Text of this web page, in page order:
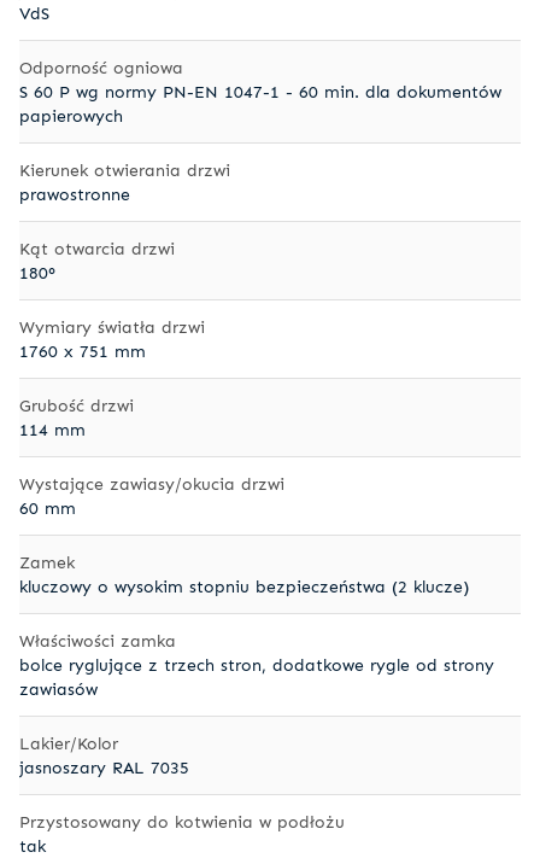
VdS
Odporność ogniowa
S 60 P wg normy PN-EN 1047-1 - 60 min. dla dokumentów
papierowych
Kierunek otwierania drzwi
prawostronne
Kąt otwarcia drzwi
180°
Wymiary światła drzwi
1760 x 751 mm
Grubość drzwi
114 mm
Wystające zawiasy/okucia drzwi
60 mm
Zamek
kluczowy o wysokim stopniu bezpieczeństwa (2 klucze)
Właściwości zamka
bolce ryglujące z trzech stron, dodatkowe rygle od strony
zawiasów
Lakier/Kolor
jasnoszary RAL 7035
Przystosowany do kotwienia w podłożu
tak